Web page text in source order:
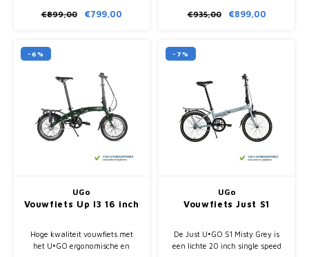
stijve aluminium
€899,00 €799,00
inklapbaar in 15 seconden en
€935,00 €899,00
-6%
UGo
Vouwfiets Up I3 16 inch
Hoge kwaliteit vouwfiets met
het U•GO ergonomische en
-7%
UGo
Vouwfiets Just S1
De Just U•GO S1 Misty Grey is
een lichte 20 inch single speed